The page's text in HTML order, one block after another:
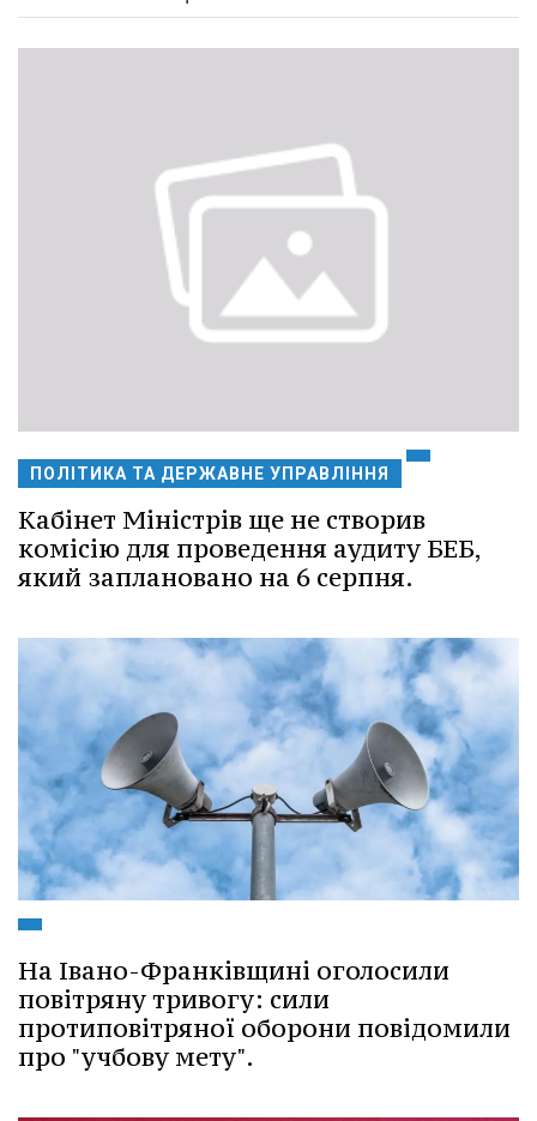
ПОЛІТИКА ТА ДЕРЖАВНЕ УПРАВЛІННЯ
Кабінет Міністрів ще не створив
комісію для проведення аудиту БЕБ,
який заплановано на 6 серпня.
На Івано-Франківщині оголосили
повітряну тривогу: сили
протиповітряної оборони повідомили
про "учбову мету".